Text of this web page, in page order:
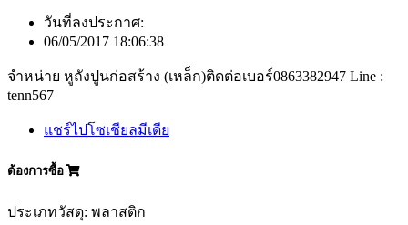
วันที่ลงประกาศ:
06/05/2017 18:06:38
จำหน่าย หูถังปูนก่อสร้าง (เหล็ก)ติดต่อเบอร์0863382947 Line :
tenn567
แชร์ไปโซเชียลมีเดีย
ต้องการซื้อ
ประเภทวัสดุ: พลาสติก